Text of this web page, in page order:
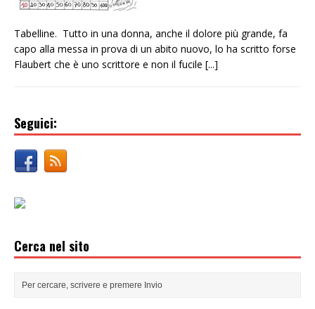
Tabelline. Tutto in una donna, anche il dolore più grande, fa
capo alla messa in prova di un abito nuovo, lo ha scritto forse
Flaubert che è uno scrittore e non il fucile [...]
Seguici:
Cerca nel sito